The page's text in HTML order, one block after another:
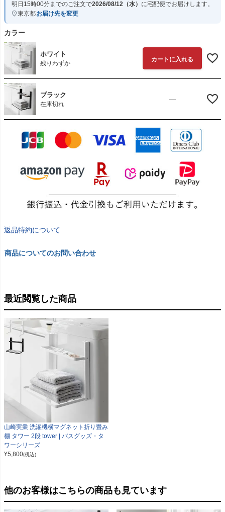
明日 15時00分までのご注文で2026/08/12（水） に宅配便でお届けします。
東京都お届け先を変更
カラー
ホワイト
残りわずか
カートに入れる
ブラック
在庫切れ
—
返品特約について
商品についてのお問い合わせ
最近閲覧した商品
山崎実業 洗濯機横マグネット折り畳み
棚 タワー 2段 tower | バスグッズ・タ
ワーシリーズ
¥5,800(税込)
他のお客様はこちらの商品も見ています